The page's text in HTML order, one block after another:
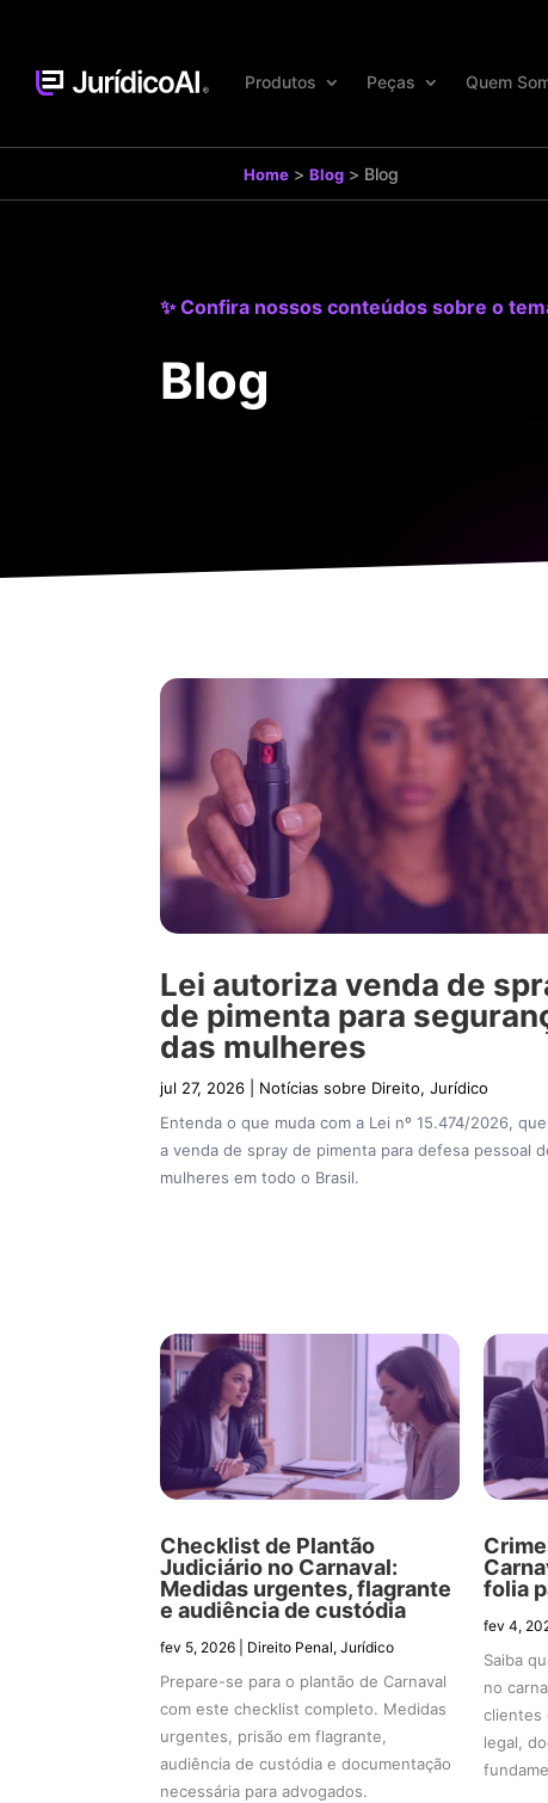
Produtos Peças Quem
Home >Blog > Blog
✨ Confira nossos conteúdos sobre o
Blog
Lei autoriza venda de
de pimenta para
das mulheres
jul 27, 2026 Notícias sobre Direito,Jurídico
Entenda o que muda com a Lei nº 15.474/2026,
a venda de spray de pimenta para defesa pessoal
mulheres em todo o Brasil.
Checklist de Plantão
Judiciário no Carnaval:
Medidas urgentes, flagrante
e audiência de custódia
fev 5, 2026 Direito Penal,Jurídico
Prepare-se para o plantão de Carnaval
com este checklist completo. Medidas
urgentes, prisão em flagrante,
audiência de custódia e documentação
necessária para advogados.
folia
fev 4,
Saiba
no
clientes
legal,